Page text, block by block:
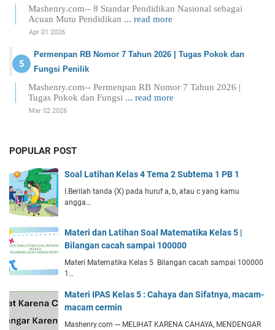
Mashenry.com-- 8 Standar Pendidikan Nasional sebagai
Acuan Mutu Pendidikan ... read more
Apr 01 2026
Permenpan RB Nomor 7 Tahun 2026 | Tugas Pokok dan
Fungsi Penilik
Mashenry.com-- Permenpan RB Nomor 7 Tahun 2026 |
Tugas Pokok dan Fungsi ... read more
Mar 02 2026
POPULAR POST
Soal Latihan Kelas 4 Tema 2 Subtema 1 PB 1
I.Berilah tanda (X) pada huruf a, b, atau c yang kamu
angga…
Materi dan Latihan Soal Matematika Kelas 5 |
Bilangan cacah sampai 100000
Materi Matematika Kelas 5 Bilangan cacah sampai 100000
1…
Materi IPAS Kelas 5 : Cahaya dan Sifatnya, macam-
macam cermin
Mashenry.com --- MELIHAT KARENA CAHAYA, MENDENGAR